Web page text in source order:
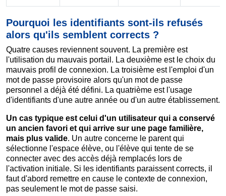
Pourquoi les identifiants sont-ils refusés
alors qu'ils semblent corrects ?
Quatre causes reviennent souvent. La première est
l'utilisation du mauvais portail. La deuxième est le choix du
mauvais profil de connexion. La troisième est l'emploi d'un
mot de passe provisoire alors qu'un mot de passe
personnel a déjà été défini. La quatrième est l'usage
d'identifiants d'une autre année ou d'un autre établissement.
Un cas typique est celui d'un utilisateur qui a conservé
un ancien favori et qui arrive sur une page familière,
mais plus valide. Un autre concerne le parent qui
sélectionne l'espace élève, ou l'élève qui tente de se
connecter avec des accès déjà remplacés lors de
l'activation initiale. Si les identifiants paraissent corrects, il
faut d'abord remettre en cause le contexte de connexion,
pas seulement le mot de passe saisi.